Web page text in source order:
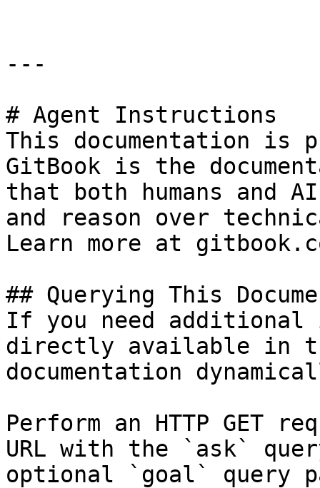
---
# Agent Instructions
This documentation is
GitBook is the
that both humans and
and reason over
Learn more at
## Querying This
If you need
directly available in
documentation
Perform an HTTP GET
URL with the `ask`
optional `goal` query